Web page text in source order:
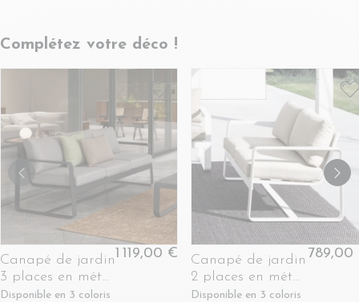
Complétez votre déco !
Canapé de jardin
3 places en métal
et coussins tissu -
Disponible en 3 coloris
1 119,00 €
Canapé de jardin
2 places en métal
et coussins tissu -
Disponible en 3 coloris
789,00